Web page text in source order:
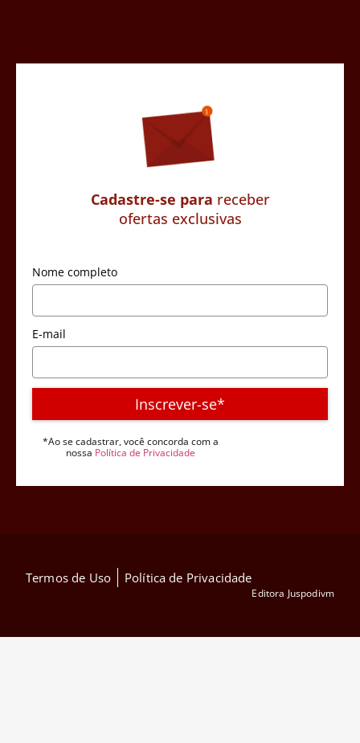
Cadastre-se para receber
ofertas exclusivas
Nome completo
E-mail
Inscrever-se*
*Ao se cadastrar, você concorda com a
nossa Política de Privacidade
Termos de Uso Política de Privacidade
Editora Juspodivm